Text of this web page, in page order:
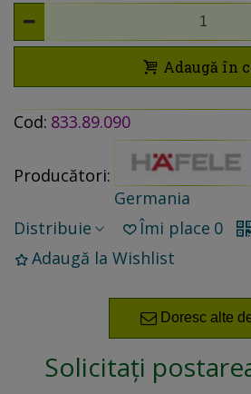
Adaugă în
Cod: 833.89.090
Producători:
Germania
Distribuie
Îmi place 0
Adaugă la Wishlist
Doresc alte
Solicitați